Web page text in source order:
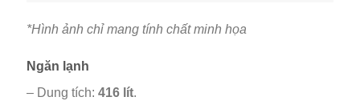
*Hình ảnh chỉ mang tính chất minh họa
Ngăn lạnh
– Dung tích: 416 lít.